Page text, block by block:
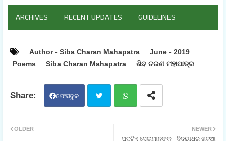
ARCHIVES RECENT UPDATES GUIDELINES
Author - Siba Charan Mahapatra
June - 2019
Poems
Siba Charan Mahapatra ଶିବ ଚରଣ ମହାପାତ୍ର
ଫେସବୁକ
NEWER
ପଦୁଟିଏ ସେଇମାନଙ୍କୁ - ବିଦ୍ୟାଧର ଖଟୁଆ
OLDER